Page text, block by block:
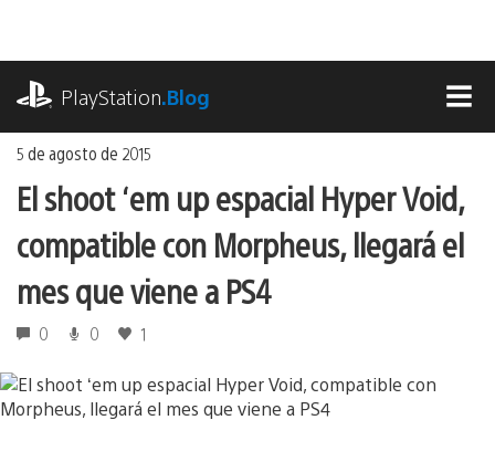
contenido
PlayStation.Blog
5 de agosto de 2015
El shoot ‘em up espacial Hyper Void,
compatible con Morpheus, llegará el
mes que viene a PS4
0 0 1